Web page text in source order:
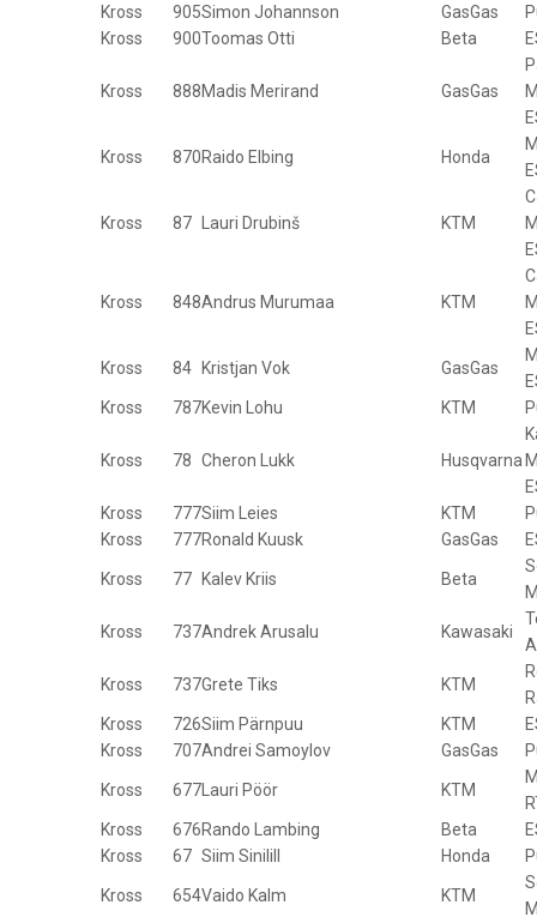
Kross
905Simon Johannson GasGas
Kross
900Toomas Otti Beta
Kross 888Madis Merirand GasGas
Kross 870Raido Elbing Honda
Kross 87 Lauri Drubinš KTM
Kross 848Andrus Murumaa KTM
Kross 84 Kristjan Vok GasGas
Kross
787Kevin Lohu KTM
Kross 78 Cheron Lukk Husqvarna
Kross
777Siim Leies KTM
Kross
777Ronald Kuusk GasGas
Kross 77 Kalev Kriis Beta
Kross 737Andrek Arusalu Kawasaki
Kross 737Grete Tiks KTM
Kross
726Siim Pärnpuu KTM
Kross
707Andrei Samoylov GasGas
Kross 677 Lauri Pöör KTM
Kross
676Rando Lambing Beta
Kross
67 Siim Sinilill Honda
Kross 654Vaido Kalm KTM